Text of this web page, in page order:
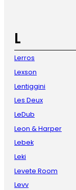
L
Lerros
Lexson
Lentiggini
Les Deux
LeDub
Leon & Harper
Lebek
Leki
Levete Room
Levv